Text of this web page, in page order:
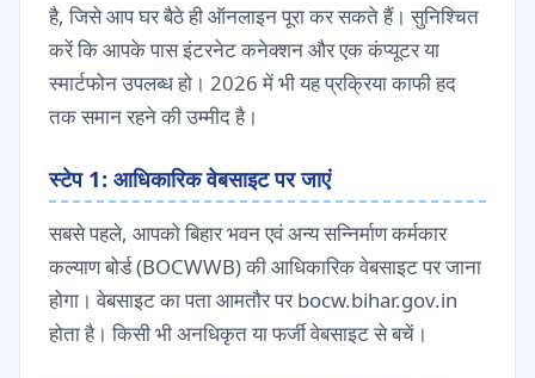
है, जिसे आप घर बैठे ही ऑनलाइन पूरा कर सकते हैं। सुनिश्चित
करें कि आपके पास इंटरनेट कनेक्शन और एक कंप्यूटर या
स्मार्टफोन उपलब्ध हो। 2026 में भी यह प्रक्रिया काफी हद
तक समान रहने की उम्मीद है।
स्टेप 1: आधिकारिक वेबसाइट पर जाएं
सबसे पहले, आपको बिहार भवन एवं अन्य सन्निर्माण कर्मकार
कल्याण बोर्ड (BOCWWB) की आधिकारिक वेबसाइट पर जाना
होगा। वेबसाइट का पता आमतौर परbocw.bihar.gov.in
होता है। किसी भी अनधिकृत या फर्जी वेबसाइट से बचें।